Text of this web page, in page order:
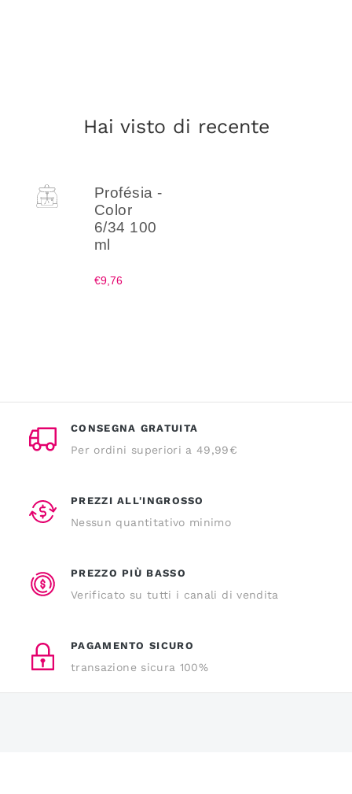
Hai visto di recente
Profésia -
Color
6/34 100
ml
€9,76
CONSEGNA GRATUITA
Per ordini superiori a 49,99€
PREZZI ALL'INGROSSO
Nessun quantitativo minimo
PREZZO PIÙ BASSO
Verificato su tutti i canali di vendita
PAGAMENTO SICURO
transazione sicura 100%